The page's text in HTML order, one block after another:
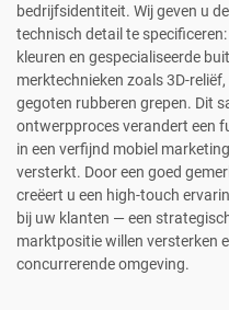
bedrijfsidentiteit. Wij geven u
technisch detail te
kleuren en gespecialiseerde
merktechnieken zoals 3D-
gegoten rubberen grepen. Dit
ontwerpproces verandert een
in een verfijnd mobiel
versterkt. Door een goed
creëert u een high-touch
bij uw klanten — een
marktpositie willen versterken
concurrerende omgeving.